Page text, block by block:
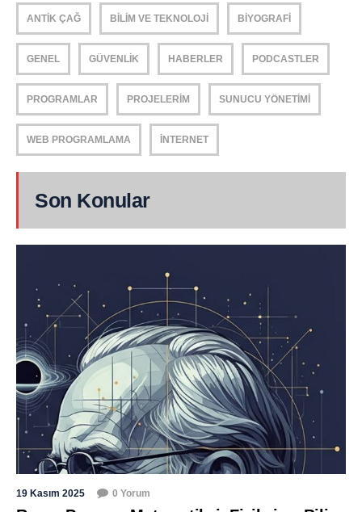
ANTIK ÇAĞ BILIM VE TEKNOLOJI BIYOGRAFI
GENEL GÜVENLIK HABERLER PODCASTLER
PROGRAMLAR PROJELERIM SUNUCU YÖNETIMI
WEB PROGRAMLAMA İNTERNET
Son Konular
19 Kasım 2025 0 Yorum